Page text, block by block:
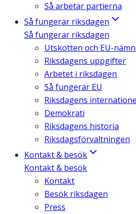
Så arbetar partierna
Så fungerar riksdagen
Så fungerar riksdagen
Utskotten och EU-
Riksdagens uppgifter
Arbetet i riksdagen
Så fungerar EU
Riksdagens
Demokrati
Riksdagens historia
Riksdagsförvaltningen
Kontakt & besök
Kontakt & besök
Kontakt
Besök riksdagen
Press